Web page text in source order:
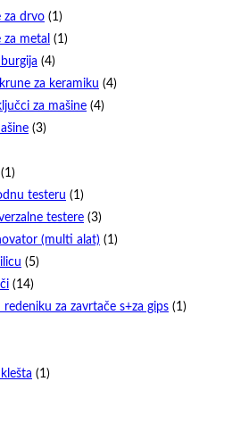
za drvo (1)
za metal (1)
(4)
za keramiku (4)
za mašine (4)
(3)
(1)
testeru (1)
testere (3)
(multi alat) (1)
(5)
(14)
za zavrtače s+za gips (1)
(1)